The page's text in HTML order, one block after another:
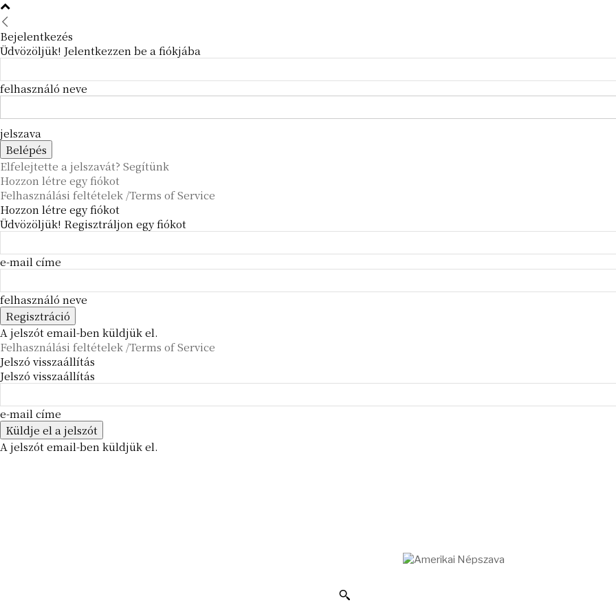
Bejelentkezés
Üdvözöljük! Jelentkezzen be a fiókjába
felhasználó neve
jelszava
Elfelejtette a jelszavát? Segítünk
Hozzon létre egy fiókot
Felhasználási feltételek /Terms of Service
Hozzon létre egy fiókot
Üdvözöljük! Regisztráljon egy fiókot
e-mail címe
felhasználó neve
A jelszót email-ben küldjük el.
Felhasználási feltételek /Terms of Service
Jelszó visszaállítás
Jelszó visszaállítás
e-mail címe
A jelszót email-ben küldjük el.